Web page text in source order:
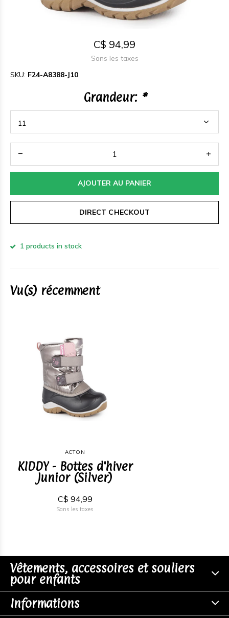
C$ 94,99
Sans les taxes
SKU: F24-A8388-J10
Grandeur: *
AJOUTER AU PANIER
DIRECT CHECKOUT
1 products in stock
Vu(s) récemment
ACTON
KIDDY - Bottes d'hiver
Junior (Silver)
C$ 94,99
Sans les taxes
Vêtements, accessoires et souliers
pour enfants
Informations